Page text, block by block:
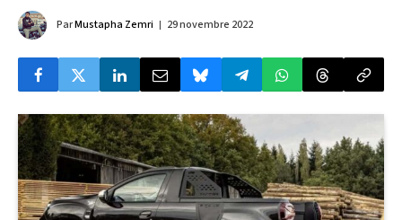
ParMustapha Zemri 29 novembre 2022